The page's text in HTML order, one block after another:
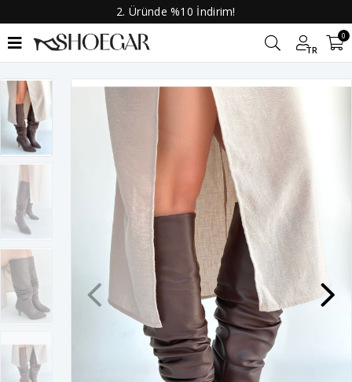
2. Üründe %10 İndirim!
TR
0